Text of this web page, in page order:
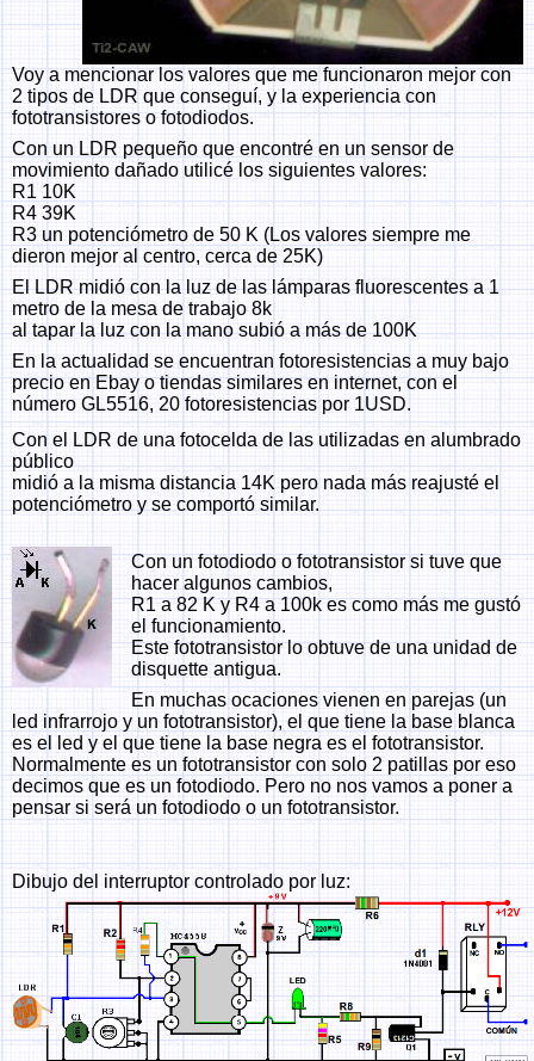
Voy a mencionar los valores que me funcionaron mejor con
2 tipos de LDR que conseguí, y la experiencia con
fototransistores o fotodiodos.
Con un LDR pequeño que encontré en un sensor de
movimiento dañado utilicé los siguientes valores:
R1 10K
R4 39K
R3 un potenciómetro de 50 K (Los valores siempre me
dieron mejor al centro, cerca de 25K)
El LDR midió con la luz de las lámparas fluorescentes a 1
metro de la mesa de trabajo 8k
al tapar la luz con la mano subió a más de 100K
En la actualidad se encuentran fotoresistencias a muy bajo
precio en Ebay o tiendas similares en internet, con el
número GL5516, 20 fotoresistencias por 1USD.
Con el LDR de una fotocelda de las utilizadas en alumbrado
público
midió a la misma distancia 14K pero nada más reajusté el
potenciómetro y se comportó similar.
Con un fotodiodo o fototransistor si tuve que
hacer algunos cambios,
R1 a 82 K y R4 a 100k es como más me gustó
el funcionamiento.
Este fototransistor lo obtuve de una unidad de
disquette antigua.
En muchas ocaciones vienen en parejas (un
led infrarrojo y un fototransistor), el que tiene la base blanca
es el led y el que tiene la base negra es el fototransistor.
Normalmente es un fototransistor con solo 2 patillas por eso
decimos que es un fotodiodo. Pero no nos vamos a poner a
pensar si será un fotodiodo o un fototransistor.
Dibujo del interruptor controlado por luz: